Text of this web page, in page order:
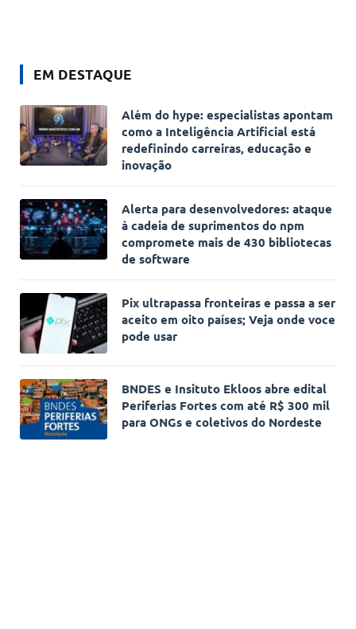
EM DESTAQUE
Além do hype: especialistas apontam
como a Inteligência Artificial está
redefinindo carreiras, educação e
inovação
Alerta para desenvolvedores: ataque
à cadeia de suprimentos do npm
compromete mais de 430 bibliotecas
de software
Pix ultrapassa fronteiras e passa a ser
aceito em oito países; Veja onde voce
pode usar
BNDES e Insituto Ekloos abre edital
Periferias Fortes com até R$ 300 mil
para ONGs e coletivos do Nordeste